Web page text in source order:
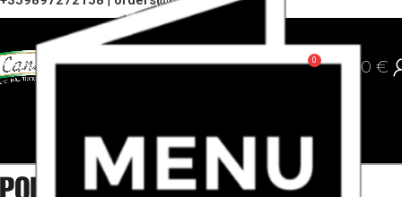
0 0,00 €